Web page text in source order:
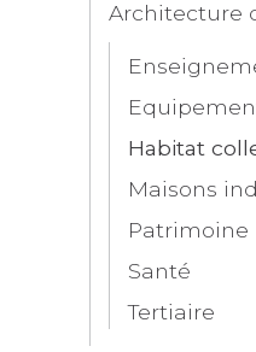
Architecture
Habitat
Maisons
Patrimoine
Santé
Tertiaire